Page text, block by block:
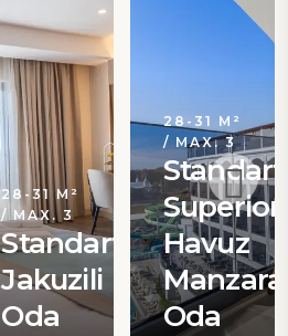
28-31 M²
/ MAX. 3
Standart
Jakuzili
Oda
28-31 M²
/ MAX. 3
Standart
Superior
Havuz
Oda